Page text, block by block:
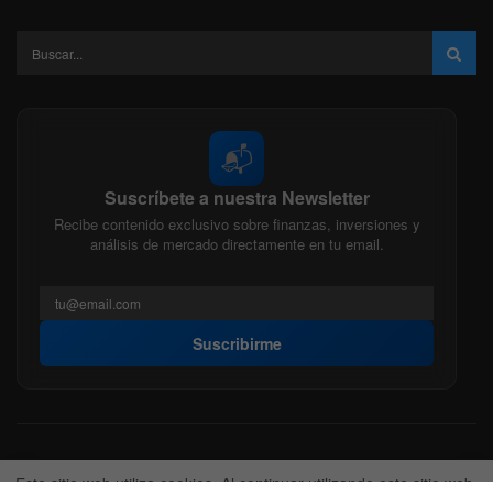
📬
Suscríbete a nuestra Newsletter
Recibe contenido exclusivo sobre finanzas, inversiones y
análisis de mercado directamente en tu email.
Suscribirme
Acerca de nosotros Politica Editorial Nuestro Equipo